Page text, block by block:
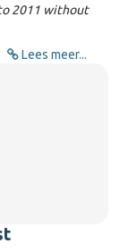
2011 without
Lees meer...